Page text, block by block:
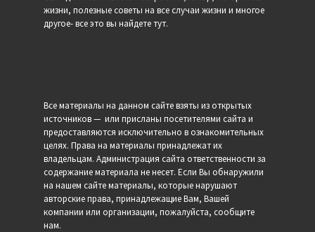
жизни, полезные советы на все случаи жизни и многое
другое- все это вы найдете тут.
Все материалы на данном сайте взяты из открытых
источников — или присланы посетителями сайта и
предоставляются исключительно в ознакомительных
целях. Права на материалы принадлежат их
владельцам. Администрация сайта ответственности за
содержание материала не несет. Если Вы обнаружили
на нашем сайте материалы, которые нарушают
авторские права, принадлежащие Вам, Вашей
компании или организации, пожалуйста, сообщите
нам.